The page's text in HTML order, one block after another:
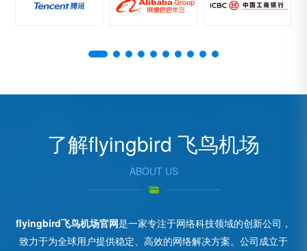
了解flyingbird 飞鸟机场
ABOUT US
flyingbird飞鸟机场官网是一家专注于网络科技领域的创新公司，
致力于为全球用户提供稳定、高效的网络解决方案。公司成立于